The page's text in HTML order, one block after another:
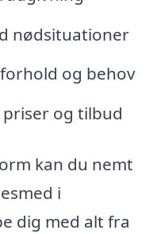
nødsituationer
og behov
og tilbud
kan du nemt
i
dig med alt fra